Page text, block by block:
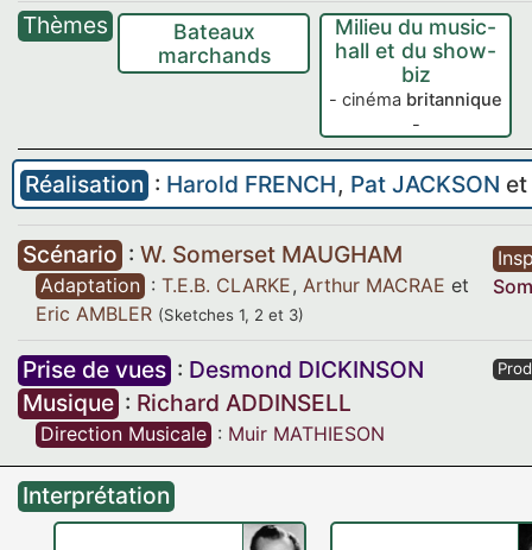
Thèmes
Bateaux
marchands
Milieu du music-
hall et du show-
biz
- cinéma britannique
-
Réalisation : Harold FRENCH, Pat JACKSON et
Scénario : W. Somerset MAUGHAM
Adaptation : T.E.B. CLARKE, Arthur MACRAE et
Eric AMBLER (Sketches 1, 2 et 3)
Prise de vues : Desmond DICKINSON
Musique : Richard ADDINSELL
Direction Musicale : Muir MATHIESON
Interprétation